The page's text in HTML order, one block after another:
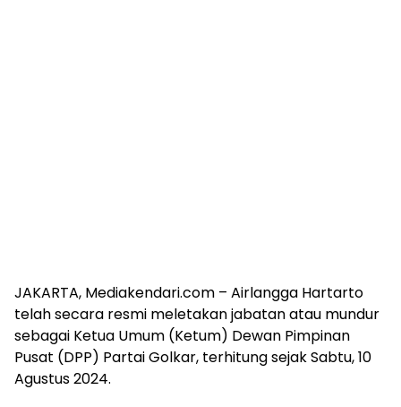
JAKARTA, Mediakendari.com – Airlangga Hartarto
telah secara resmi meletakan jabatan atau mundur
sebagai Ketua Umum (Ketum) Dewan Pimpinan
Pusat (DPP) Partai Golkar, terhitung sejak Sabtu, 10
Agustus 2024.